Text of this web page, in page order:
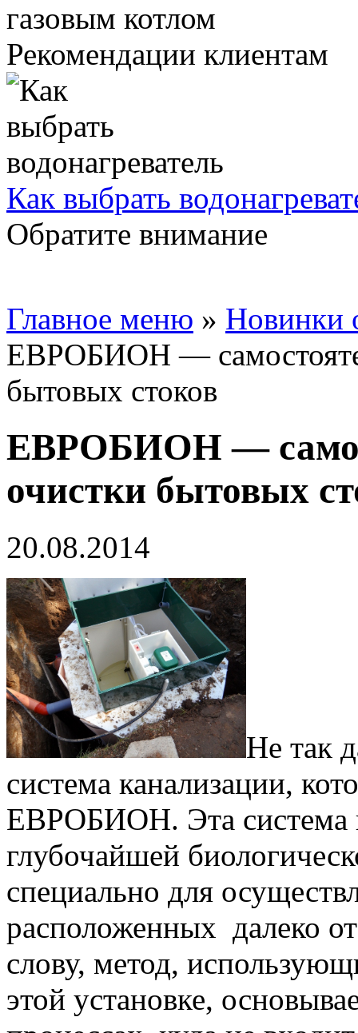
Рекомендации клиентам
Как выбрать
Обратите внимание
Главное меню » Новинки
ЕВРОБИОН —
бытовых стоков
ЕВРОБИОН —
очистки бытовых
20.08.2014
Не так
система канализации,
ЕВРОБИОН. Эта система
глубочайшей
специально для
расположенных далеко
слову, метод,
этой установке,